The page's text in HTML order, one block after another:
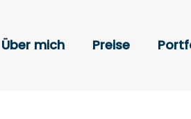
Über mich Preise